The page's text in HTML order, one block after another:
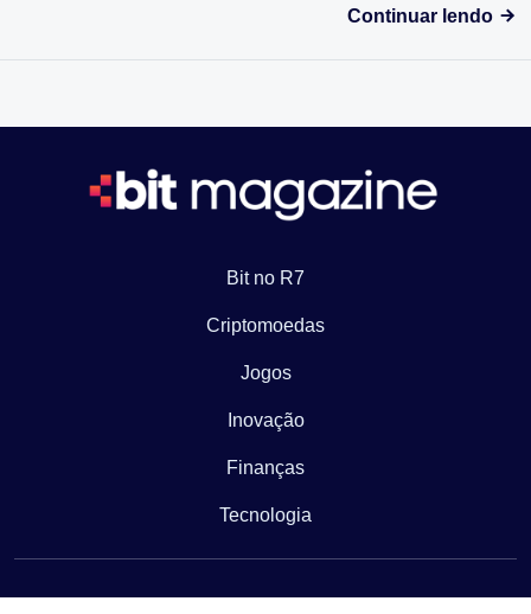
Continuar lendo
Bit no R7
Criptomoedas
Jogos
Inovação
Finanças
Tecnologia